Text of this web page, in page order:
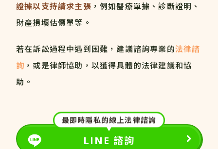
證據以支持請求主張 ，例如醫療單據、診斷證明、
財產損壞估價單等。
若在訴訟過程中遇到困難，建議諮詢專業的法律諮
詢 ，或是律師協助，以獲得具體的法律建議和協
助。
最即時隱私的線上法律諮詢
LINE 諮詢